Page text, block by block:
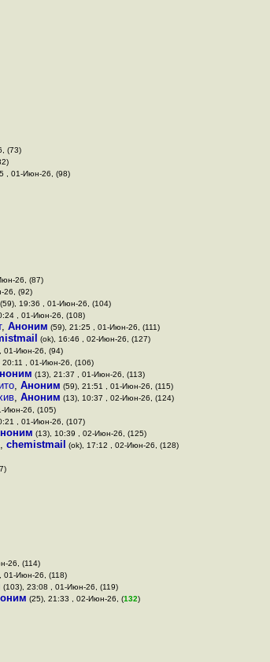
(73)
, 01-Июн-26, (98)
26, (87)
26, (92)
(59), 19:36 , 01-Июн-26, (104)
, 01-Июн-26, (108)
, Аноним (59), 21:25 , 01-Июн-26, (111)
(ok), 16:46 , 02-Июн-26, (127)
01-Июн-26, (94)
20:11 , 01-Июн-26, (106)
(13), 21:37 , 01-Июн-26, (113)
, Аноним (59), 21:51 , 01-Июн-26, (115)
, Аноним (13), 10:37 , 02-Июн-26, (124)
Июн-26, (105)
, 01-Июн-26, (107)
(13), 10:39 , 02-Июн-26, (125)
, chemistmail (ok), 17:12 , 02-Июн-26, (128)
26, (114)
01-Июн-26, (118)
(103), 23:08 , 01-Июн-26, (119)
(25), 21:33 , 02-Июн-26, (132)